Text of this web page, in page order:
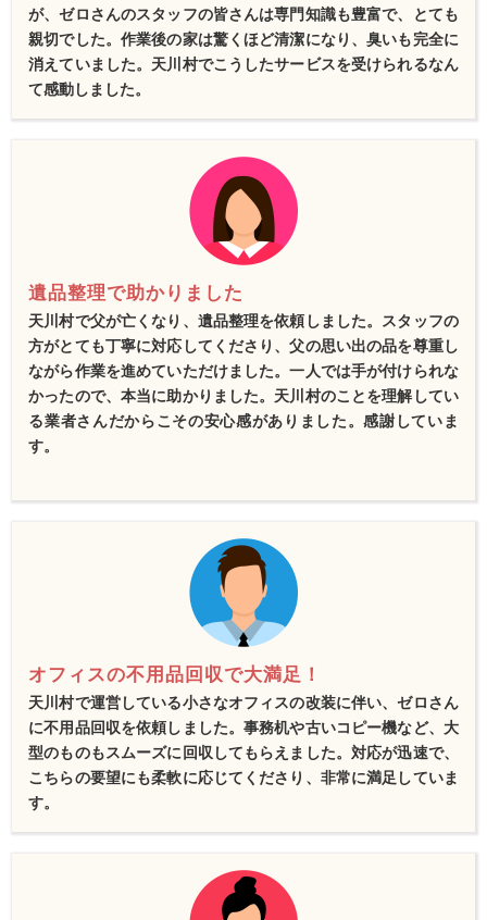
が、ゼロさんのスタッフの皆さんは専門知識も豊富で、とても
親切でした。作業後の家は驚くほど清潔になり、臭いも完全に
消えていました。天川村でこうしたサービスを受けられるなん
て感動しました。
遺品整理で助かりました
天川村で父が亡くなり、遺品整理を依頼しました。スタッフの
方がとても丁寧に対応してくださり、父の思い出の品を尊重し
ながら作業を進めていただけました。一人では手が付けられな
かったので、本当に助かりました。天川村のことを理解してい
る業者さんだからこその安心感がありました。感謝していま
す。
オフィスの不用品回収で大満足！
天川村で運営している小さなオフィスの改装に伴い、ゼロさん
に不用品回収を依頼しました。事務机や古いコピー機など、大
型のものもスムーズに回収してもらえました。対応が迅速で、
こちらの要望にも柔軟に応じてくださり、非常に満足していま
す。